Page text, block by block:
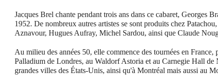
Jacques Brel chante pendant trois ans dans ce cabaret, Georges
1952. De nombreux autres artistes se sont produits chez
Aznavour, Hugues Aufray, Michel Sardou, ainsi que Claude
Au milieu des années 50, elle commence des tournées en France,
Palladium de Londres, au Waldorf Astoria et au Carnegie Hall de
grandes villes des États-Unis, ainsi qu'à Montréal mais aussi au